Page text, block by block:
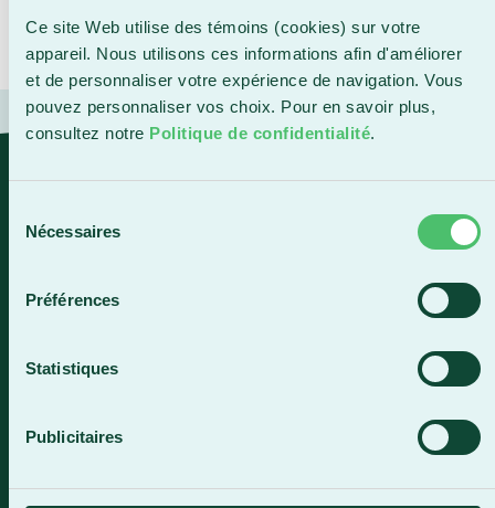
Ce site Web utilise des témoins (cookies) sur votre
appareil. Nous utilisons ces informations afin d'améliorer
et de personnaliser votre expérience de navigation. Vous
pouvez personnaliser vos choix. Pour en savoir plus,
consultez notre Politique de confidentialité.
Nécessaires
Préférences
Statistiques
Publicitaires
Beauce-Appalaches.
« L’histoire est construite en
crescendo afin de garder le public en
haleine jusqu’à la fin et de maintenir
un rythme. Une large place est faite
aux situations de confrontation
événements contenus dans le récit. »
Harold Gilbert, auteur et metteur en scène de